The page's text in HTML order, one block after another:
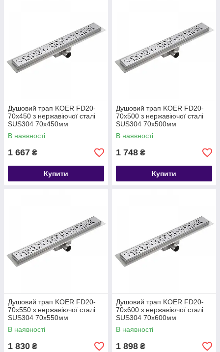
Душовий трап KOER FD20-
70x450 з нержавіючої сталі
SUS304 70x450мм
В наявності
1 667 ₴
Купити
Душовий трап KOER FD20-
70x500 з нержавіючої сталі
SUS304 70x500мм
В наявності
1 748 ₴
Купити
Душовий трап KOER FD20-
70x550 з нержавіючої сталі
SUS304 70x550мм
В наявності
1 830 ₴
Душовий трап KOER FD20-
70x600 з нержавіючої сталі
SUS304 70x600мм
В наявності
1 898 ₴